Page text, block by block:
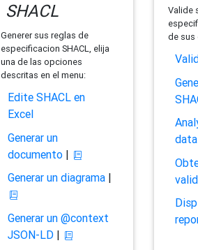
SHACL
Generer sus reglas de
especificacion SHACL, elija
una de las opciones
descritas en el menu:
Edite SHACL en
Excel
Generar un
documento|
Generar un diagrama|
Generar un @context
JSON-LD|
Valide
de sus